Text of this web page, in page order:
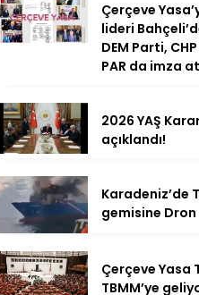
Çerçeve
lideri
DEM Parti,
PAR da imza
2026 YAŞ
açıklandı!
Karadeniz’de
gemisine Dron
Çerçeve Yasa
TBMM’ye